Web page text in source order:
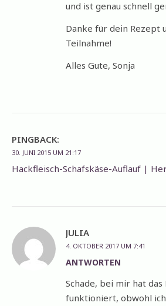
und ist genau schnell
Danke für dein Rezept
Teilnahme!
Alles Gute, Sonja
PINGBACK:
30. JUNI 2015 UM 21:17
Hackfleisch-Schafskäse-Auflauf |
JULIA
4. OKTOBER 2017 UM 7:41
ANTWORTEN
Schade, bei mir hat
funktioniert, obwohl